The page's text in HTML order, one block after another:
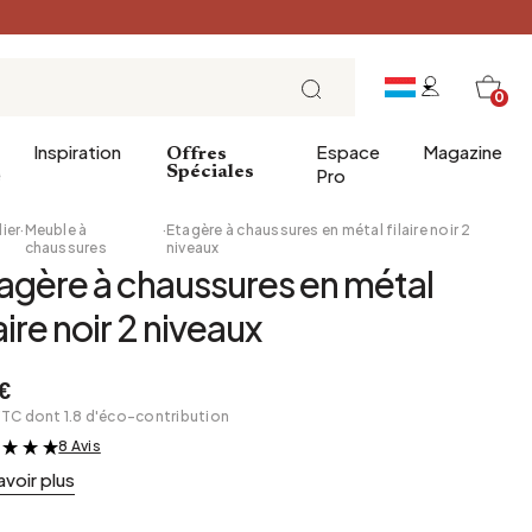
0
salle de bains
Entrée
Salle à manger
Inspiration
Petit Déjeuner
Brunch
Offres
Spéciales
Espace
Pro
Magazine
· Meuble à
chaussures
·Etagère à chaussures en métal filaire noir 2
niveaux
à chaussures en métal
noir 2 niveaux
dont 1.8 d'éco-contribution
&
8 Avis
plus